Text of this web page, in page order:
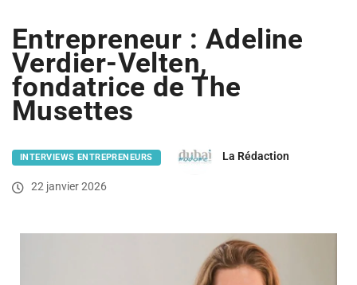
Entrepreneur : Adeline
Verdier-Velten,
fondatrice de The
Musettes
INTERVIEWS ENTREPRENEURS La Rédaction
22 janvier 2026